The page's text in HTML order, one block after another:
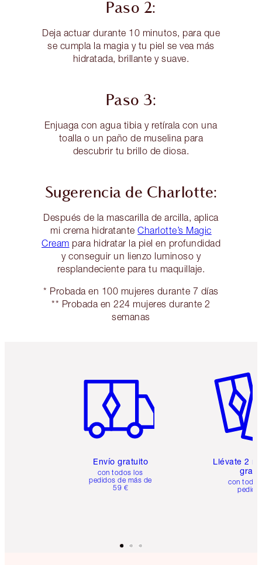
Paso 2:
Deja actuar durante 10 minutos, para que
se cumpla la magia y tu piel se vea más
hidratada, brillante y suave.
Paso 3:
Enjuaga con agua tibia y retírala con una
toalla o un paño de muselina para
descubrir tu brillo de diosa.
Sugerencia de Charlotte:
Después de la mascarilla de arcilla, aplica
mi crema hidratanteCharlotte’s Magic
Cream para hidratar la piel en profundidad
y conseguir un lienzo luminoso y
resplandeciente para tu maquillaje.
* Probada en 100 mujeres durante 7 días
** Probada en 224 mujeres durante 2
semanas
Envío gratuito
con todos los
pedidos de más de
59 €
Llévate 2
gratis
con